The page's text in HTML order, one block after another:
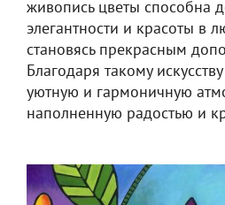
живопись цветы способна
элегантности и красоты в
становясь прекрасным
Благодаря такому
уютную и гармоничную
наполненную радостью и